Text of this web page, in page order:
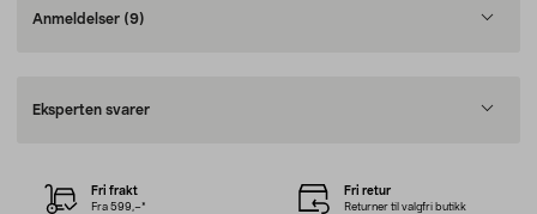
Anmeldelser (9)
Eksperten svarer
Fri frakt
Fra 599,–*
Fri retur
Returner til valgfri butikk